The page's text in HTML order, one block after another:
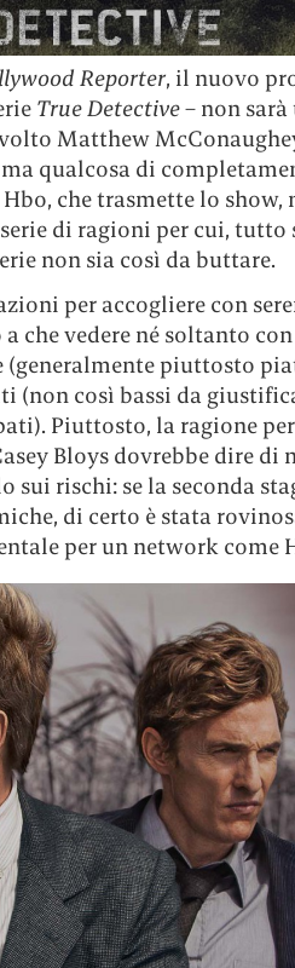
Reporter, il nuovo
True Detective– non sarà
Matthew
qualcosa di
che trasmette lo show,
di ragioni per cui, tutto
non sia così da buttare.
per accogliere con
che vedere né soltanto con
(generalmente piuttosto
(non così bassi da
Piuttosto, la ragione
Bloys dovrebbe dire di
sui rischi: se la seconda
di certo è stata
per un network come